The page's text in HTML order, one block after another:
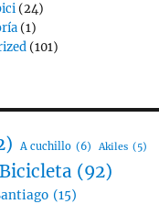
(24)
(1)
(101)
A cuchillo (6) Akiles (5)
Bicicleta (92)
(15)